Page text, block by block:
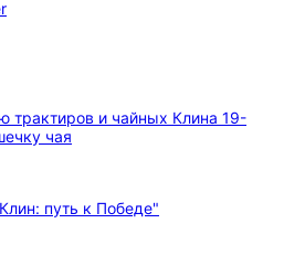
трактиров и чайных Клина 19-
чая